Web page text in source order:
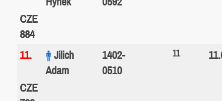
884
11.
738
Jilich
Adam
1402-
0510
11